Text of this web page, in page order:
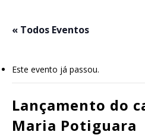
main« Todos Eventos
Este evento já passou.
Lançamento do
Maria Potiguara